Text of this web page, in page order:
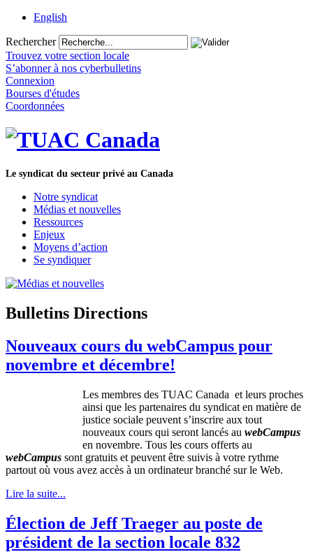
English
Rechercher
Trouvez votre section locale
S’abonner à nos cyberbulletins
Connexion
Bourses d'études
Coordonnées
Le syndicat du secteur privé au Canada
Notre syndicat
Médias et nouvelles
Ressources
Enjeux
Moyens d’action
Se syndiquer
Bulletins Directions
Nouveaux cours du webCampus pour
novembre et décembre!
Les membres des TUAC Canada et leurs proches
ainsi que les partenaires du syndicat en matière de
justice sociale peuvent s’inscrire aux tout
nouveaux cours qui seront lancés au webCampus
en novembre. Tous les cours offerts au
webCampus sont gratuits et peuvent être suivis à votre rythme
partout où vous avez accès à un ordinateur branché surle Web.
Lire la suite...
Élection de Jeff Traeger au poste de
président de la section locale 832